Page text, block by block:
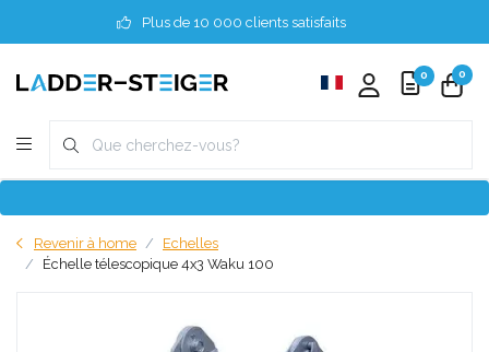
Plus de 10 000 clients satisfaits
0 0
Revenir à home
Echelles
Échelle télescopique 4x3 Waku 100